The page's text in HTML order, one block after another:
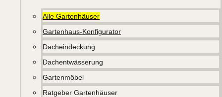
Alle Gartenhäuser
Gartenhaus-Konfigurator
Dacheindeckung
Dachentwässerung
Gartenmöbel
Ratgeber Gartenhäuser